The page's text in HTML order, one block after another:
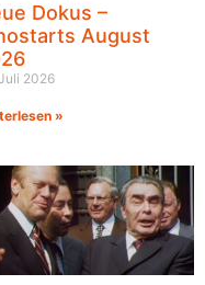
Dokus –
August
2026
»